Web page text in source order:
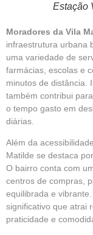
Estação
Moradores da Vila
infraestrutura urbana
uma variedade de
farmácias, escolas e
minutos de distância.
também contribui
o tempo gasto em
diárias.
Além da
Matilde se destaca
O bairro conta com
centros de compras,
equilibrada e
significativo que atrai
praticidade e